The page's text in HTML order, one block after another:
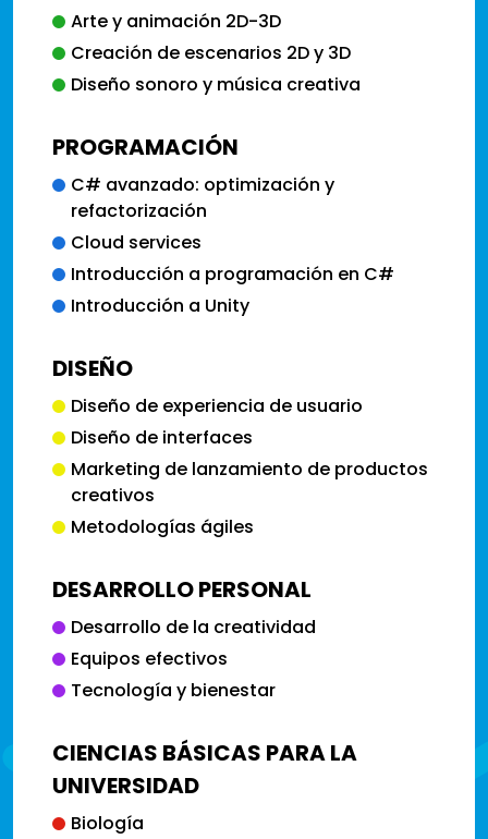
Arte y animación 2D-3D
Creación de escenarios 2D y 3D
Diseño sonoro y música creativa
PROGRAMACIÓN
C# avanzado: optimización y
refactorización
Cloud services
Introducción a programación en C#
Introducción a Unity
DISEÑO
Diseño de experiencia de usuario
Diseño de interfaces
Marketing de lanzamiento de productos
creativos
Metodologías ágiles
DESARROLLO PERSONAL
Desarrollo de la creatividad
Equipos efectivos
Tecnología y bienestar
CIENCIAS BÁSICAS PARA LA
UNIVERSIDAD
Biología